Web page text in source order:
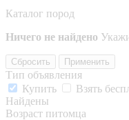
Каталог пород
Ничего не найдено
Сбросить Применить
Тип объявления
Купить
Взять
Найдены
Возраст питомца